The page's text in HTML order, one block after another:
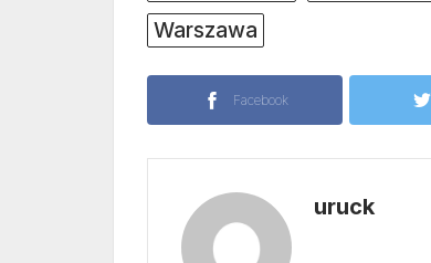
Warszawa
Facebook
uruck